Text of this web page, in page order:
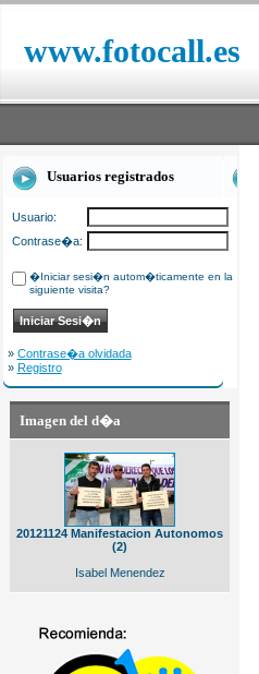
www.fotocall.es
Usuarios registrados
Usuario:
Contrase�a:
�Iniciar sesi�n autom�ticamente en la
siguiente visita?
» Contrase�a olvidada
» Registro
Imagen del d�a
20121124 Manifestacion Autonomos
(2)
Isabel Menendez